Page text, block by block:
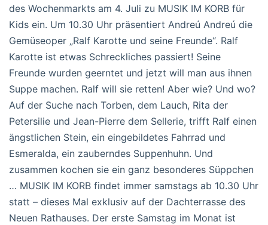
des Wochenmarkts am 4. Juli zu MUSIK IM KORB für
Kids ein. Um 10.30 Uhr präsentiert Andreú Andreú die
Gemüseoper „Ralf Karotte und seine Freunde“. Ralf
Karotte ist etwas Schreckliches passiert! Seine
Freunde wurden geerntet und jetzt will man aus ihnen
Suppe machen. Ralf will sie retten! Aber wie? Und wo?
Auf der Suche nach Torben, dem Lauch, Rita der
Petersilie und Jean-Pierre dem Sellerie, trifft Ralf einen
ängstlichen Stein, ein eingebildetes Fahrrad und
Esmeralda, ein zauberndes Suppenhuhn. Und
zusammen kochen sie ein ganz besonderes Süppchen
… MUSIK IM KORB findet immer samstags ab 10.30 Uhr
statt – dieses Mal exklusiv auf der Dachterrasse des
Neuen Rathauses. Der erste Samstag im Monat ist